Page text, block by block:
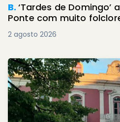
B.‘Tardes de Domingo’
Ponte com muito
2 agosto 2026